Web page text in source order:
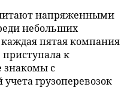
напряженными
небольших
пятая компания
к
знакомы с
грузоперевозок